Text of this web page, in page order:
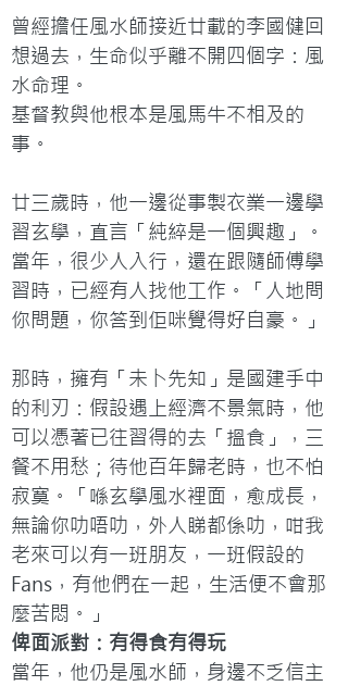
曾經擔任風水師接近廿載的李國健回
想過去，生命似乎離不開四個字：風
水命理。
基督教與他根本是風馬牛不相及的
事。
廿三歲時，他一邊從事製衣業一邊學
習玄學，直言「純綷是一個興趣」。
當年，很少人入行，還在跟隨師傅學
習時，已經有人找他工作。「人地問
你問題，你答到佢咪覺得好自豪。」
那時，擁有「未卜先知」是國建手中
的利刃：假設遇上經濟不景氣時，他
可以憑著已往習得的去「搵食」，三
餐不用愁；待他百年歸老時，也不怕
寂寞。「喺玄學風水裡面，愈成長，
無論你叻唔叻，外人睇都係叻，咁我
老來可以有一班朋友，一班假設的
Fans，有他們在一起，生活便不會那
麼苦悶。」
俾面派對：有得食有得玩
當年，他仍是風水師，身邊不乏信主